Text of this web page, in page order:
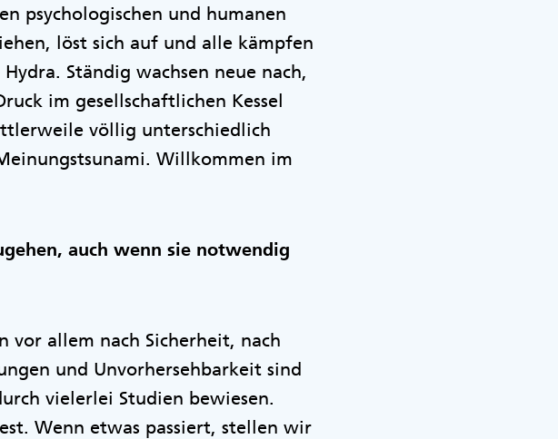
psychologischen und humanen
löst sich auf und alle kämpfen
Ständig wachsen neue nach,
im gesellschaftlichen Kessel
völlig unterschiedlich
Willkommen im
auch wenn sie notwendig
vor allem nach Sicherheit, nach
und Unvorhersehbarkeit sind
vielerlei Studien bewiesen.
Wenn etwas passiert, stellen wir